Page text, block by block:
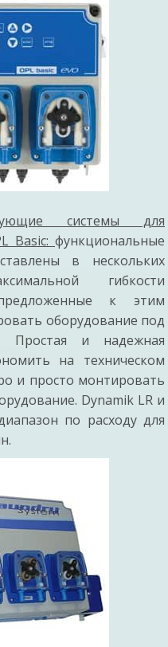
системы для
Basic: функциональные
в нескольких
гибкости
к этим
оборудование под
Простая и надежная
на техническом
и просто монтировать
Dynamik LR и
по расходу для